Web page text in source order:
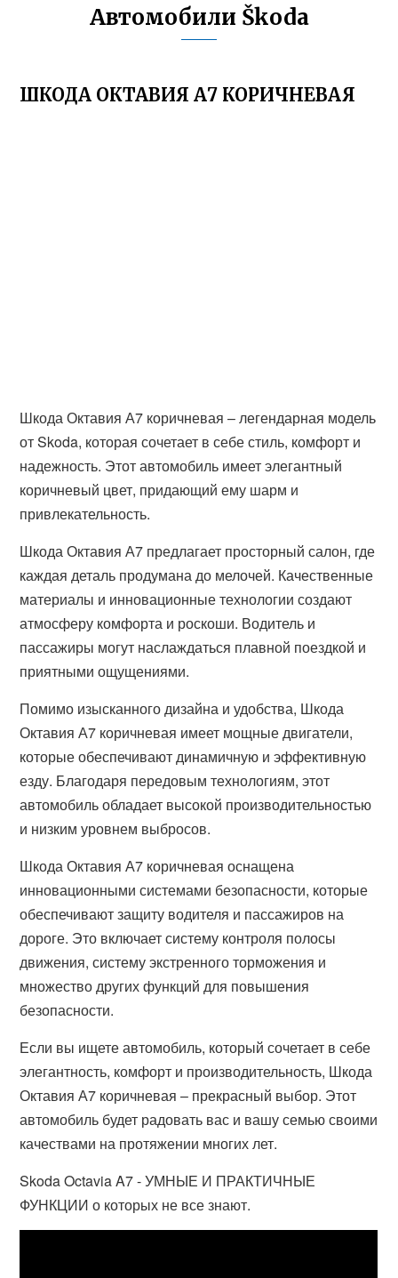
Автомобили Škoda
ШКОДА ОКТАВИЯ А7 КОРИЧНЕВАЯ
Шкода Октавия А7 коричневая – легендарная модель
от Skoda, которая сочетает в себе стиль, комфорт и
надежность. Этот автомобиль имеет элегантный
коричневый цвет, придающий ему шарм и
привлекательность.
Шкода Октавия А7 предлагает просторный салон, где
каждая деталь продумана до мелочей. Качественные
материалы и инновационные технологии создают
атмосферу комфорта и роскоши. Водитель и
пассажиры могут наслаждаться плавной поездкой и
приятными ощущениями.
Помимо изысканного дизайна и удобства, Шкода
Октавия А7 коричневая имеет мощные двигатели,
которые обеспечивают динамичную и эффективную
езду. Благодаря передовым технологиям, этот
автомобиль обладает высокой производительностью
и низким уровнем выбросов.
Шкода Октавия А7 коричневая оснащена
инновационными системами безопасности, которые
обеспечивают защиту водителя и пассажиров на
дороге. Это включает систему контроля полосы
движения, систему экстренного торможения и
множество других функций для повышения
безопасности.
Если вы ищете автомобиль, который сочетает в себе
элегантность, комфорт и производительность, Шкода
Октавия А7 коричневая – прекрасный выбор. Этот
автомобиль будет радовать вас и вашу семью своими
качествами на протяжении многих лет.
Skoda Octavia A7 - УМНЫЕ И ПРАКТИЧНЫЕ
ФУНКЦИИ о которых не все знают.